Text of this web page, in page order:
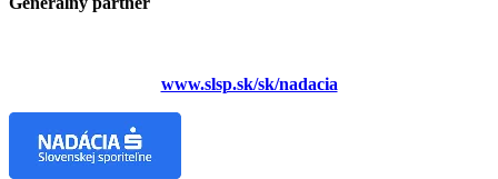
www.slsp.sk/sk/nadacia